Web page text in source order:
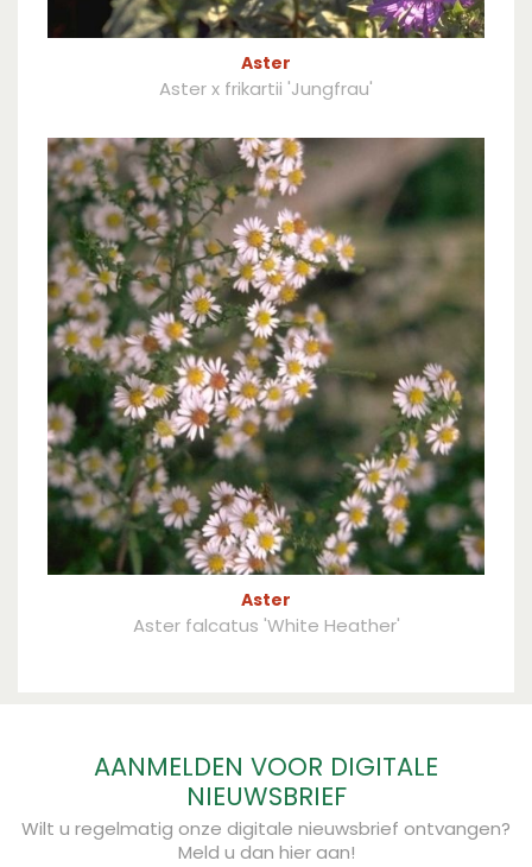
Aster
Aster x frikartii 'Jungfrau'
Aster
Aster falcatus 'White Heather'
AANMELDEN VOOR DIGITALE
NIEUWSBRIEF
Wilt u regelmatig onze digitale nieuwsbrief ontvangen?
Meld u dan hier aan!